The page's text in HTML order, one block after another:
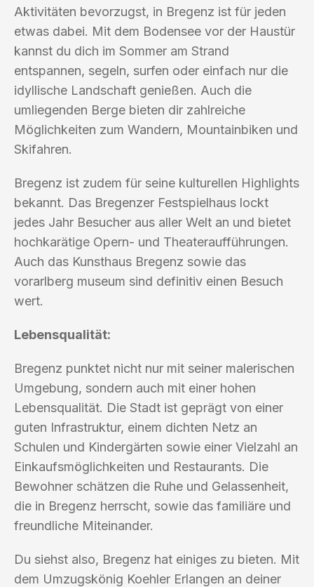
Aktivitäten bevorzugst, in Bregenz ist für jeden
etwas dabei. Mit dem Bodensee vor der Haustür
kannst du dich im Sommer am Strand
entspannen, segeln, surfen oder einfach nur die
idyllische Landschaft genießen. Auch die
umliegenden Berge bieten dir zahlreiche
Möglichkeiten zum Wandern, Mountainbiken und
Skifahren.
Bregenz ist zudem für seine kulturellen Highlights
bekannt. Das Bregenzer Festspielhaus lockt
jedes Jahr Besucher aus aller Welt an und bietet
hochkarätige Opern- und Theateraufführungen.
Auch das Kunsthaus Bregenz sowie das
vorarlberg museum sind definitiv einen Besuch
wert.
Lebensqualität:
Bregenz punktet nicht nur mit seiner malerischen
Umgebung, sondern auch mit einer hohen
Lebensqualität. Die Stadt ist geprägt von einer
guten Infrastruktur, einem dichten Netz an
Schulen und Kindergärten sowie einer Vielzahl an
Einkaufsmöglichkeiten und Restaurants. Die
Bewohner schätzen die Ruhe und Gelassenheit,
die in Bregenz herrscht, sowie das familiäre und
freundliche Miteinander.
Du siehst also, Bregenz hat einiges zu bieten. Mit
dem Umzugskönig Koehler Erlangen an deiner